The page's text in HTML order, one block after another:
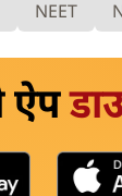
NEET
ऐप